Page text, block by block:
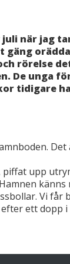
när jag
rörelse
De unga
tidigare
upp
Vi
ett dopp i